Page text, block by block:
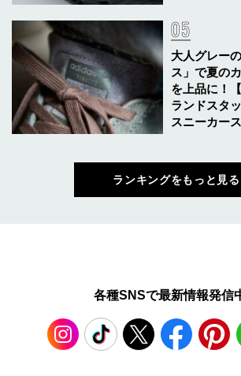
大人グレー
ス」で夏の
を上品に！
ランドスタ
スニーカー
ランキングをもっと見る
各種SNSで最新情報発信